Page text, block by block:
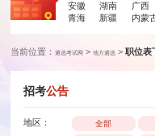
安徽
湖南 广西
青海
新疆 内蒙
当前位置：遴选考试网 >地方遴选 >职位表
招考公告
地区： 全部